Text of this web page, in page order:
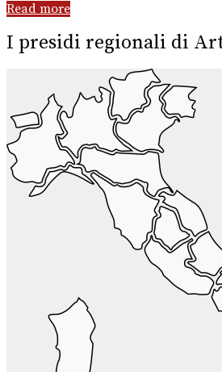
Read more
I presidi regionali di